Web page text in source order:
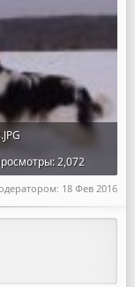
2,072
18 Фев 2016